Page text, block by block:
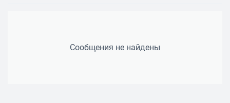
насадка для теста, насадка для взбивания, общее число
Сообщения не найдены